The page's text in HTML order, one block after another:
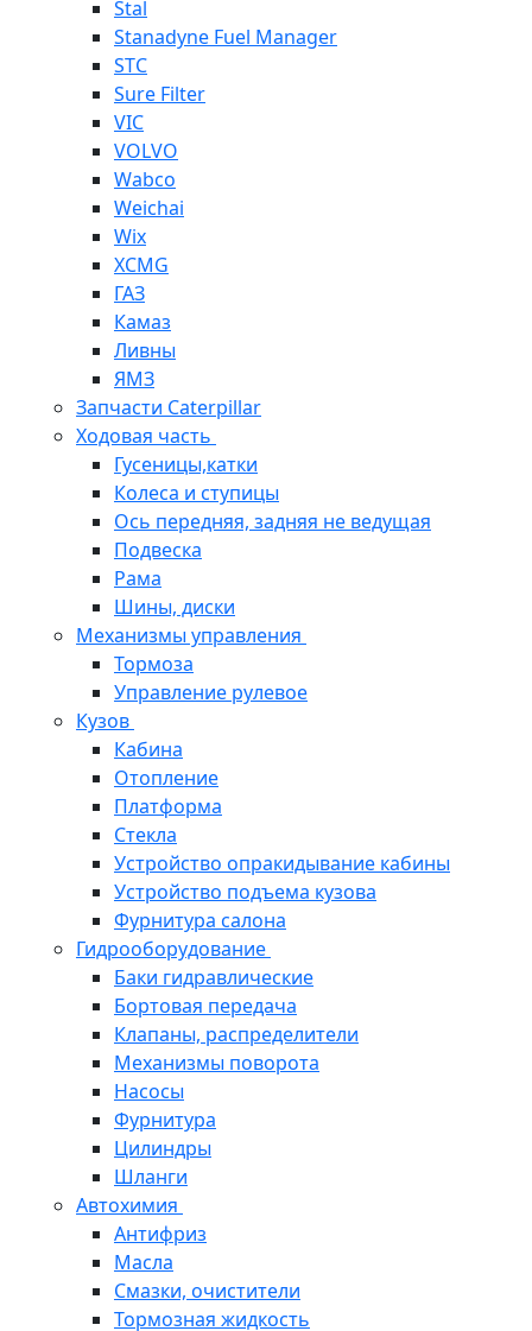
Stal
Stanadyne Fuel Manager
STC
Sure Filter
VIC
VOLVO
Wabco
Weichai
Wix
XCMG
ГАЗ
Камаз
Ливны
ЯМЗ
Запчасти Caterpillar
Ходовая часть
Гусеницы,катки
Колеса и ступицы
Ось передняя, задняя не ведущая
Подвеска
Рама
Шины, диски
Механизмы управления
Тормоза
Управление рулевое
Кузов
Кабина
Отопление
Платформа
Стекла
Устройство опракидывание кабины
Устройство подъема кузова
Фурнитура салона
Гидрооборудование
Баки гидравлические
Бортовая передача
Клапаны, распределители
Механизмы поворота
Насосы
Фурнитура
Цилиндры
Шланги
Автохимия
Антифриз
Масла
Смазки, очистители
Тормозная жидкость